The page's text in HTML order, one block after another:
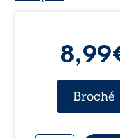
d’espoir pour
8,99
Broché